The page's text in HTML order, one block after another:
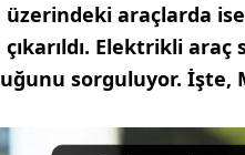
üzerindeki araçlarda
çıkarıldı. Elektrikli
sorguluyor. İşte,